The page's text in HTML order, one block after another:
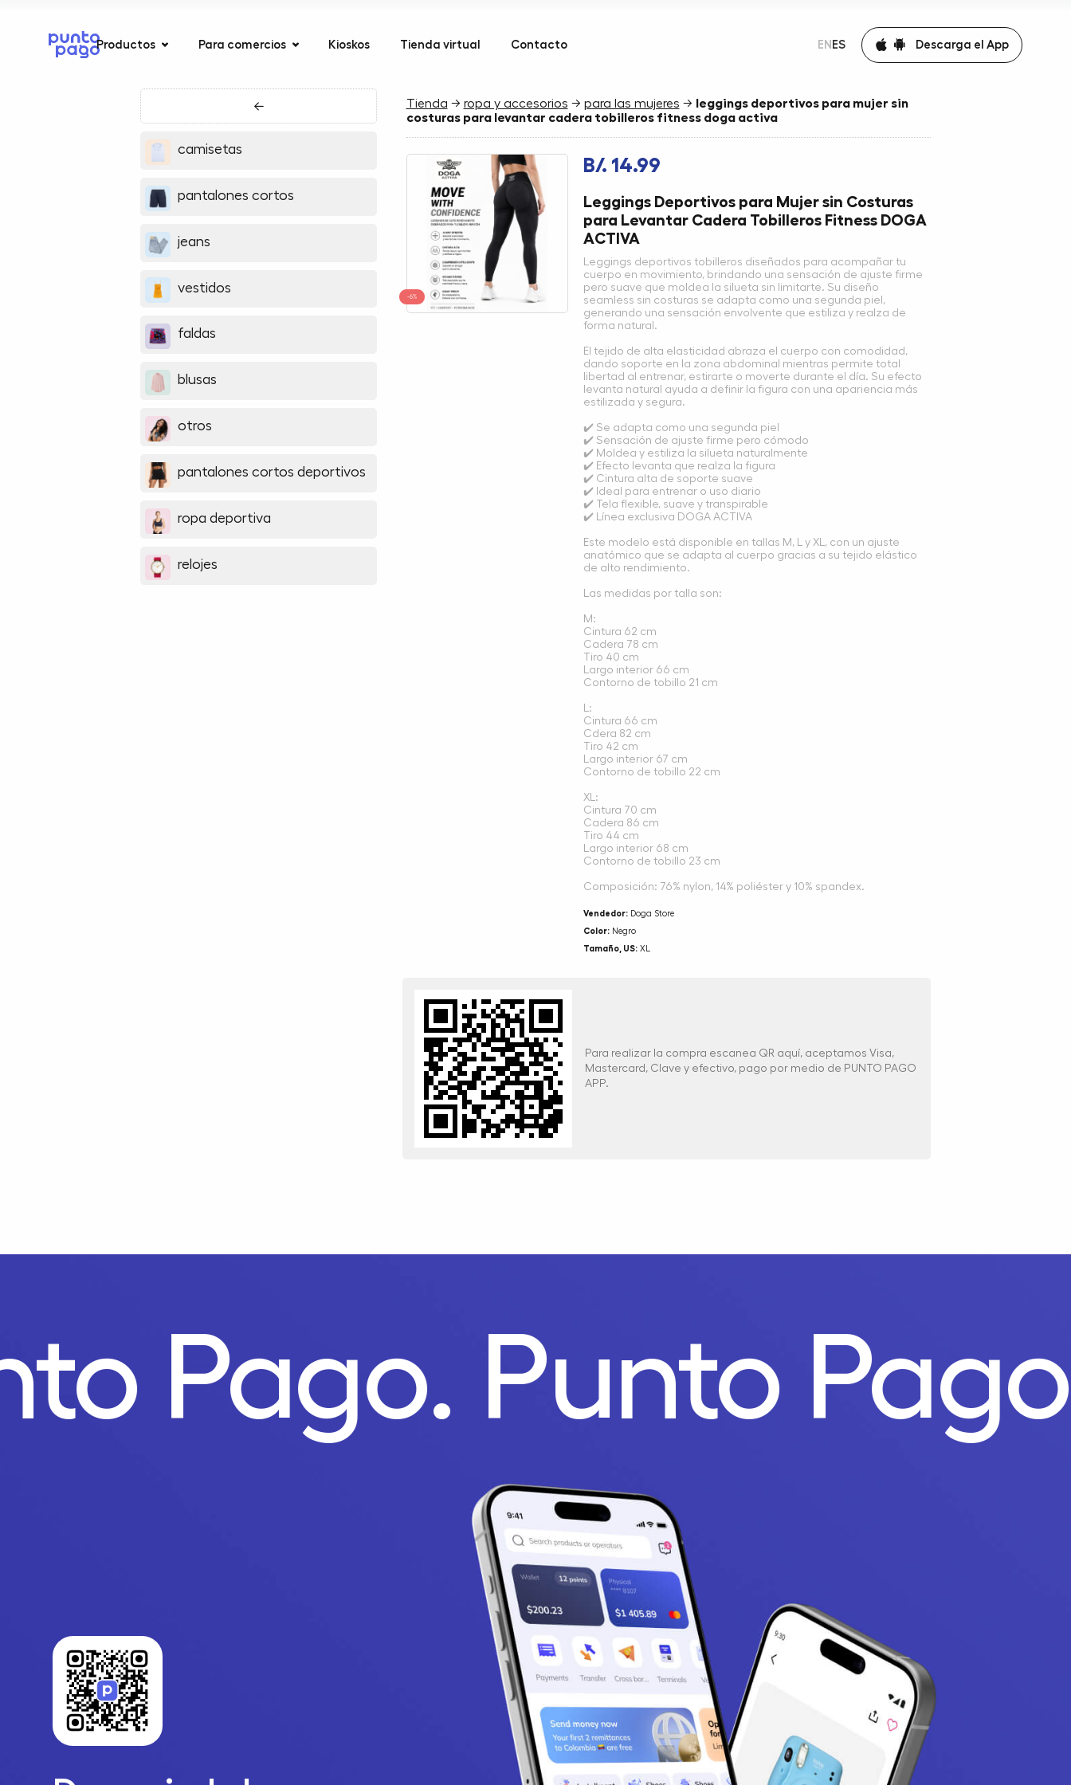
Productos Para comercios Kioskos Tienda virtual Contacto EN ES Descarga el App
←
camisetas
pantalones cortos
jeans
vestidos
faldas
blusas
otros
pantalones cortos deportivos
ropa deportiva
relojes
Tienda → ropa y accesorios → para las mujeres →
leggings deportivos para mujer sin
costuras para levantar cadera tobilleros fitness doga activa
-6%
B/. 14.99
Leggings Deportivos para Mujer sin Costuras
para Levantar Cadera Tobilleros Fitness DOGA
ACTIVA
Leggings deportivos tobilleros diseñados para acompañar tu
cuerpo en movimiento, brindando una sensación de ajuste firme
pero suave que moldea la silueta sin limitarte. Su diseño
seamless sin costuras se adapta como una segunda piel,
generando una sensación envolvente que estiliza y realza de
forma natural.
El tejido de alta elasticidad abraza el cuerpo con comodidad,
dando soporte en la zona abdominal mientras permite total
libertad al entrenar, estirarte o moverte durante el día. Su efecto
levanta natural ayuda a definir la figura con una apariencia más
estilizada y segura.
✔️ Se adapta como una segunda piel
✔️ Sensación de ajuste firme pero cómodo
✔️ Moldea y estiliza la silueta naturalmente
✔️ Efecto levanta que realza la figura
✔️ Cintura alta de soporte suave
✔️ Ideal para entrenar o uso diario
✔️ Tela flexible, suave y transpirable
✔️ Línea exclusiva DOGA ACTIVA
Este modelo está disponible en tallas M, L y XL, con un ajuste
anatómico que se adapta al cuerpo gracias a su tejido elástico
de alto rendimiento.
Las medidas por talla son:
M:
Cintura 62 cm
Cadera 78 cm
Tiro 40 cm
Largo interior 66 cm
Contorno de tobillo 21 cm
L:
Cintura 66 cm
Cdera 82 cm
Tiro 42 cm
Largo interior 67 cm
Contorno de tobillo 22 cm
XL:
Cintura 70 cm
Cadera 86 cm
Tiro 44 cm
Largo interior 68 cm
Contorno de tobillo 23 cm
Composición: 76% nylon, 14% poliéster y 10% spandex.
Vendedor:Doga Store
Color:Negro
Tamaño, US:XL
Para realizar la compra escanea QR aquí, aceptamos Visa,
Mastercard, Clave y efectivo, pago por medio de PUNTO PAGO
APP.
Pago. Punto